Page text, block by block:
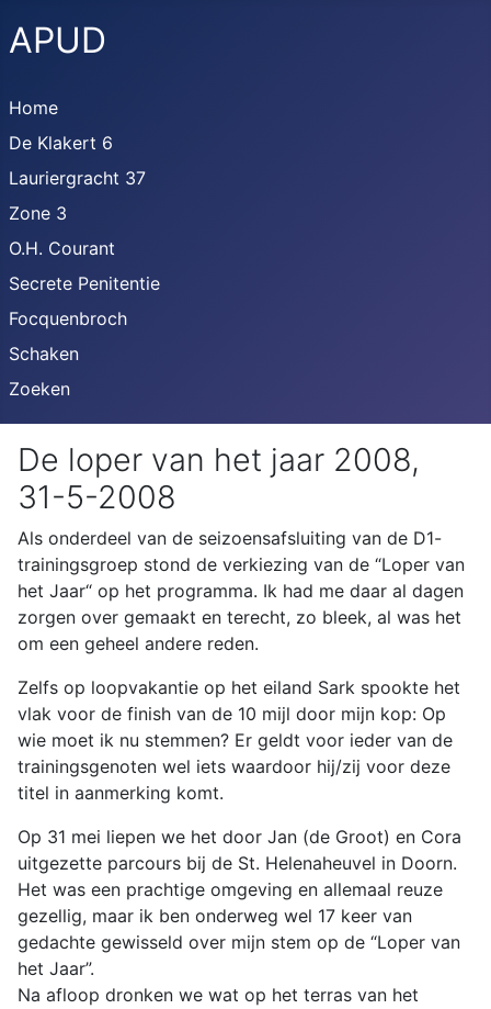
APUD
Home
De Klakert 6
Lauriergracht 37
Zone 3
O.H. Courant
Secrete Penitentie
Focquenbroch
Schaken
Zoeken
De loper van het jaar 2008,
31-5-2008
Als onderdeel van de seizoensafsluiting van de D1-
trainingsgroep stond de verkiezing van de “Loper van
het Jaar“ op het programma. Ik had me daar al dagen
zorgen over gemaakt en terecht, zo bleek, al was het
om een geheel andere reden.
Zelfs op loopvakantie op het eiland Sark spookte het
vlak voor de finish van de 10 mijl door mijn kop: Op
wie moet ik nu stemmen? Er geldt voor ieder van de
trainingsgenoten wel iets waardoor hij/zij voor deze
titel in aanmerking komt.
Op 31 mei liepen we het door Jan (de Groot) en Cora
uitgezette parcours bij de St. Helenaheuvel in Doorn.
Het was een prachtige omgeving en allemaal reuze
gezellig, maar ik ben onderweg wel 17 keer van
gedachte gewisseld over mijn stem op de “Loper van
het Jaar”.
Na afloop dronken we wat op het terras van het